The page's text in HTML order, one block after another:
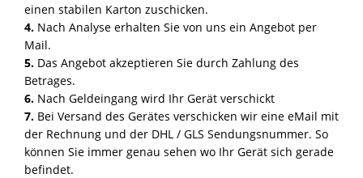
einen stabilen Karton zuschicken.
4. Nach Analyse erhalten Sie von uns ein Angebot per
Mail.
5. Das Angebot akzeptieren Sie durch Zahlung des
Betrages.
6. Nach Geldeingang wird Ihr Gerät verschickt
7. Bei Versand des Gerätes verschicken wir eine eMail mit
der Rechnung und der DHL / GLS Sendungsnummer. So
können Sie immer genau sehen wo Ihr Gerät sich gerade
befindet.